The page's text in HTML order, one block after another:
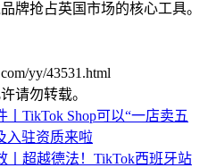
牌抢占英国市场的核心工具。
yy/43531.html
请勿转载。
TikTok Shop可以“一店卖五
入驻资质来啦
丨超越德法！TikTok西班牙站